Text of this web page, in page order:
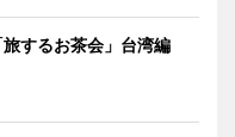
旅するお茶会」台湾編